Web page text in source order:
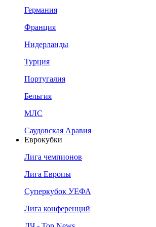
Германия
Франция
Нидерланды
Турция
Португалия
Бельгия
МЛС
Саудовская Аравия
Еврокубки
Лига чемпионов
Лига Европы
Суперкубок УЕФА
Лига конференций